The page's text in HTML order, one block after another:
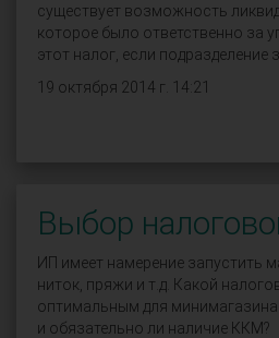
существует возможность
которое было ответственно за
этот налог, если подразделение
19 октября 2014 г. 14:21
Выбор
ИП имеет намерение запустить
ниток, пряжи и т.д. Какой
оптимальным для
и обязательно ли наличие ККМ?